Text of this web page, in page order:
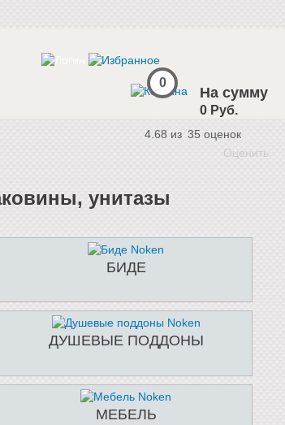
0
На сумму
0 Руб.
4.68 из 35 оценок
Оценить
унитазы
БИДЕ
ДУШЕВЫЕ ПОДДОНЫ
МЕБЕЛЬ